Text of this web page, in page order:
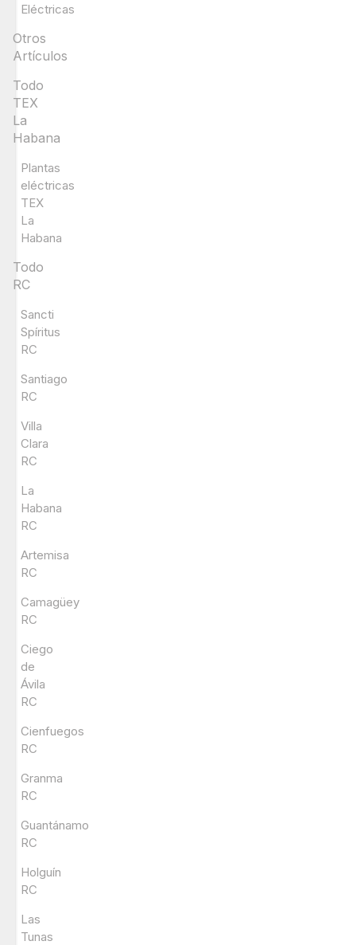
Eléctricas
Otros
Artículos
Todo
TEX
La
Habana
Plantas
eléctricas
TEX
La
Habana
Todo
RC
Sancti
Spíritus
RC
Santiago
RC
Villa
Clara
RC
La
Habana
RC
Artemisa
RC
Camagüey
RC
Ciego
de
Ávila
RC
Cienfuegos
RC
Granma
RC
Guantánamo
RC
Holguín
RC
Las
Tunas